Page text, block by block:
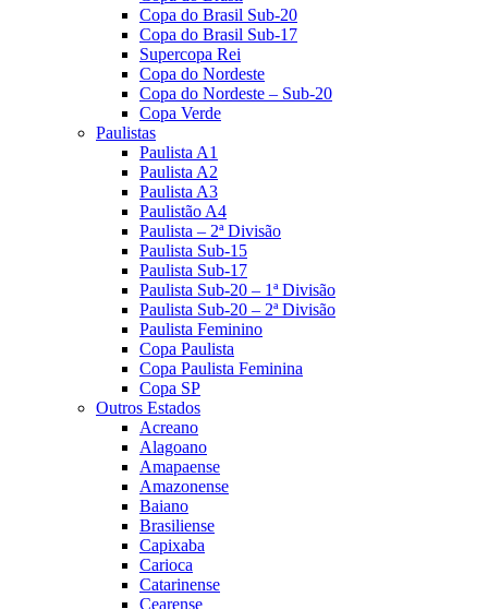
Copa do Brasil Sub-20
Copa do Brasil Sub-17
Supercopa Rei
Copa do Nordeste
Copa do Nordeste – Sub-20
Copa Verde
Paulistas
Paulista A1
Paulista A2
Paulista A3
Paulistão A4
Paulista – 2ª Divisão
Paulista Sub-15
Paulista Sub-17
Paulista Sub-20 – 1ª Divisão
Paulista Sub-20 – 2ª Divisão
Paulista Feminino
Copa Paulista
Copa Paulista Feminina
Copa SP
Outros Estados
Acreano
Alagoano
Amapaense
Amazonense
Baiano
Brasiliense
Capixaba
Carioca
Catarinense
Cearense